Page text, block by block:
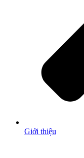
Giới thiệu